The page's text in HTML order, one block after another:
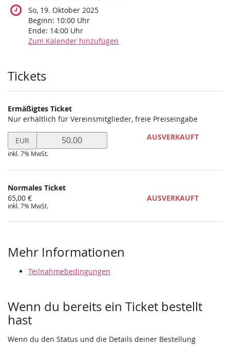
So, 19. Oktober 2025
Beginn: 10:00 Uhr
Ende: 14:00 Uhr
Zum Kalender hinzufügen
Produkte
Tickets
Ermäßigtes Ticket
Nur erhältlich für Vereinsmitglieder, freie Preiseingabe
Preis
in
EUR
Ticket
setzen
EUR
inkl. 7% MwSt.
AUSVERKAUFT
Normales Ticket
65,00 €
inkl. 7% MwSt.
AUSVERKAUFT
Mehr Informationen
Teilnahmebedingungen
Wenn du bereits ein Ticket bestellt
hast
Wenn du den Status und die Details deiner Bestellung